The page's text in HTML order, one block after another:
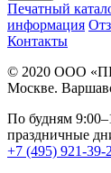
Печатный
информация
Контакты
© 2020 ООО
Москве.
По будням
праздничные
+7 (495) 921-39-